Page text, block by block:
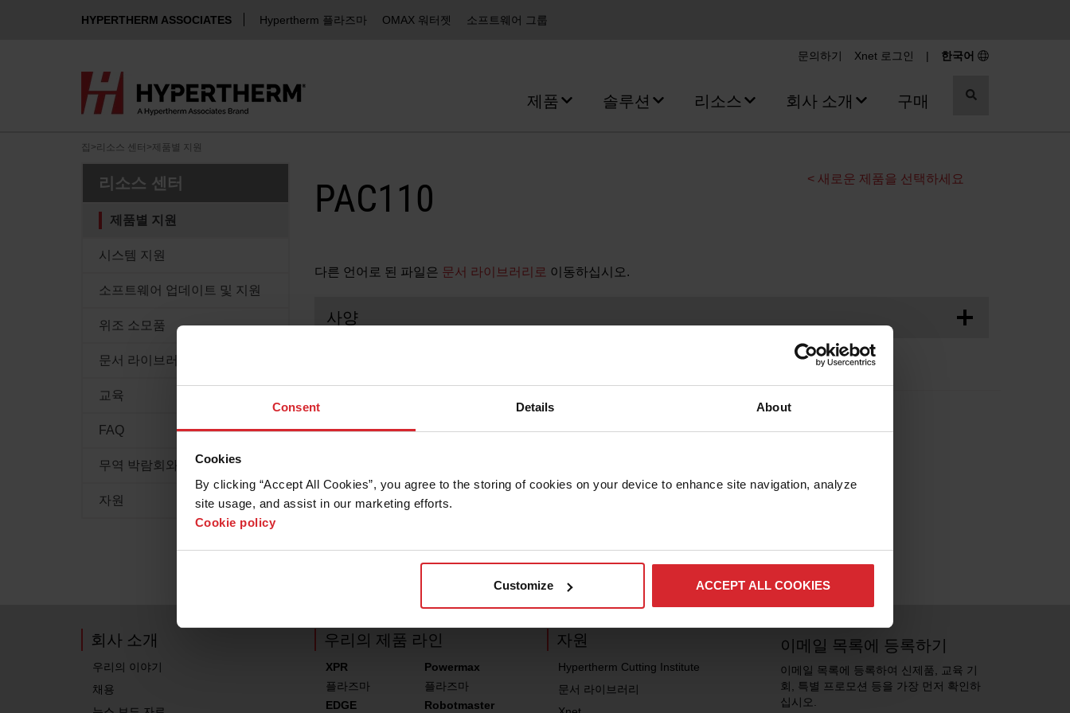
Consent Details About
Cookies
By clicking “Accept All Cookies”, you agree to the storing of cookies on your device to enhance site navigation, analyze
site usage, and assist in our marketing efforts.
Cookie policy
Customize ACCEPT ALL COOKIES
HYPERTHERM ASSOCIATES Hypertherm 플라즈마 OMAX 워터젯 소프트웨어 그룹
문의하기 Xnet 로그인 | 한국어
제품 솔루션 리소스 회사 소개 구매
검
집 >리소스 센터 >제품별 지원
PAC110 < 새로운 제품을 선택하세요
다른 언어로 된 파일은 문서 라이브러리로 이동하십시오.
사양
질문
리소스 센터
제품별 지원
시스템 지원
소프트웨어 업데이트 및 지원
위조 소모품
문서 라이브러리
교육
FAQ
무역 박람회와 이벤트
자원
회사 소개
우리의 이야기
채용
우리의 제품 라인
XPR
플라즈마
Powermax
플라즈마
EDGE
Robotmaster
자원
Hypertherm Cutting Institute
문서 라이브러리
이메일 목록에 등록하기
이메일 목록에 등록하여 신제품, 교육 기
회, 특별 프로모션 등을 가장 먼저 확인하
십시오.